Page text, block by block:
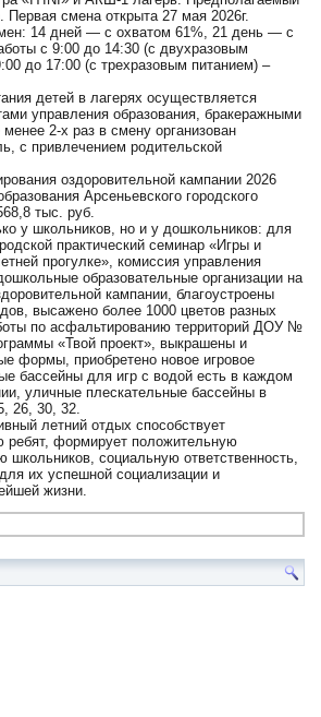
Первая смена открыта 27 мая 2026г.
14 дней — с охватом 61%, 21 день — с
с 9:00 до 14:30 (с двухразовым
до 17:00 (с трехразовым питанием) –
детей в лагерях осуществляется
управления образования, бракеражными
2-х раз в смену организован
с привлечением родительской
оздоровительной кампании 2026
Арсеньевского городского
тыс. руб.
у школьников, но и у дошкольников: для
практический семинар «Игры и
прогулке», комиссия управления
образовательные организации на
кампании, благоустроены
высажено более 1000 цветов разных
по асфальтированию территорий ДОУ №
«Твой проект», выкрашены и
формы, приобретено новое игровое
бассейны для игр с водой есть в каждом
уличные плескательные бассейны в
26, 30, 32.
летний отдых способствует
ребят, формирует положительную
школьников, социальную ответственность,
их успешной социализации и
жизни.